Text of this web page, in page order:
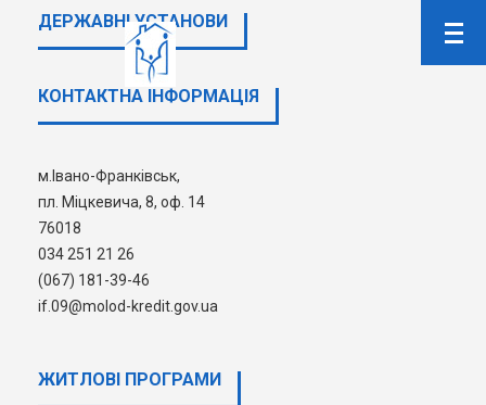
ОБ'ЄКТИ
ДЕРЖАВНI УСТАНОВИ
КОНТАКТНА ІНФОРМАЦІЯ
м.Івано-Франківськ,
пл. Міцкевича, 8, оф. 14
76018
034 251 21 26
(067) 181-39-46
if.09@molod-kredit.gov.ua
ЖИТЛОВІ ПРОГРАМИ